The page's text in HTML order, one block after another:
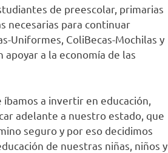
de preescolar, primarias
necesarias para continuar
Uniformes, ColiBecas-Mochilas y
a la economía de las
a invertir en educación,
adelante a nuestro estado, que
seguro y por eso decidimos
de nuestras niñas, niños y